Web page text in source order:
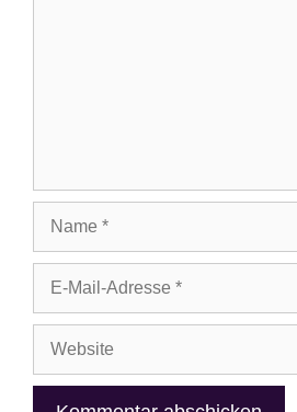
Adresse